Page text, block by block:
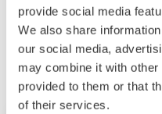
provide social media
We also share
our social media,
may combine it with other
provided to them or that
of their services.
活動預告